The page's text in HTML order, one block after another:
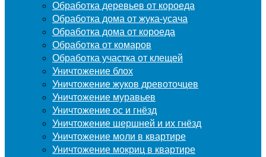
Обработка деревьев от короеда
Обработка дома от жука-усача
Обработка дома от короеда
Обработка от комаров
Обработка участка от клещей
Уничтожение блох
Уничтожение жуков древоточцев
Уничтожение муравьев
Уничтожение ос и гнёзд
Уничтожение шершней и их гнёзд
Уничтожение моли в квартире
Уничтожение мокриц в квартире